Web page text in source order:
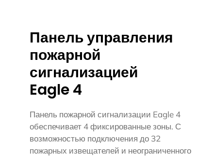
Панель управления
пожарной
сигнализацией
Eagle 4
Панель пожарной сигнализации Eagle 4
обеспечивает 4 фиксированные зоны. С
возможностью подключения до 32
пожарных извещателей и неограниченного